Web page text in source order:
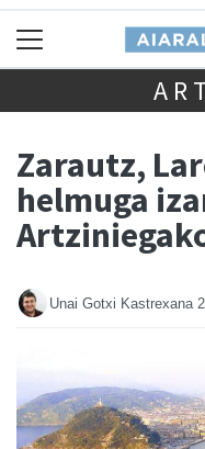
Zarautz,
helmuga
Unai Gotxi Kastrexana